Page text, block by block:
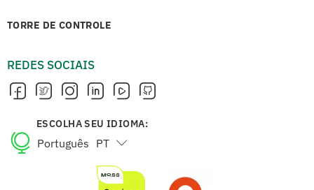
TORRE DE CONTROLE
REDES SOCIAIS
ESCOLHA SEU IDIOMA:
Português PT
English EN